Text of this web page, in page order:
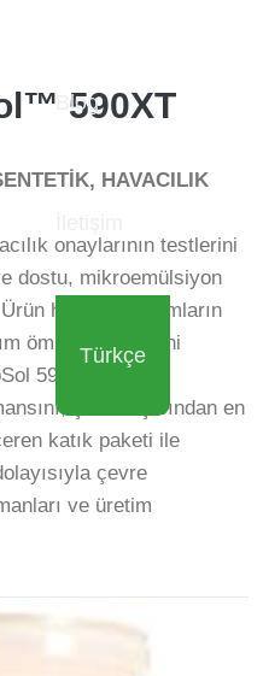
Blog
Türkçe
590XT
HAVACILIK
onaylarının testlerini
dostu, mikroemülsiyon
hassas alaşımların
ömrü için en yeni
590XT, önceki
çevre açısından en
katık paketi ile
çevre
ve üretim